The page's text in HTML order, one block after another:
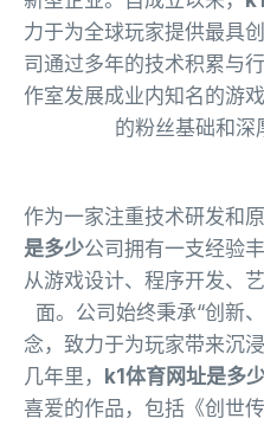
力于为全球玩家提供最具
司通过多年的技术积累与
作室发展成业内知名的游
的粉丝基础和深
作为一家注重技术研发和
是多少公司拥有一支经验
从游戏设计、程序开发、
面。公司始终秉承“创新
念，致力于为玩家带来沉
几年里， k1体育网址是多
喜爱的作品，包括《创世